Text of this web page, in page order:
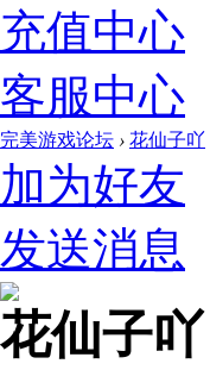
充值中心
客服中心
完美游戏论坛 › 花仙子吖
加为好友
发送消息
花仙子吖